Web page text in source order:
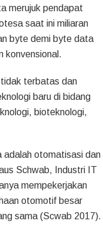
merujuk pendapat
saat ini miliaran
byte demi byte data
konvensional.
tidak terbatas dan
baru di bidang
bioteknologi,
adalah otomatisasi dan
Schwab, Industri IT
mempekerjakan
otomotif besar
sama (Scwab 2017).